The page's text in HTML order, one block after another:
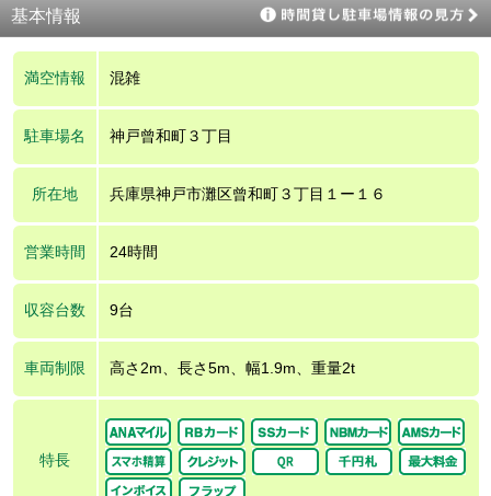
基本情報
満空情報 混雑
駐車場名 神戸曾和町３丁目
所在地 兵庫県神戸市灘区曾和町３丁目１ー１６
営業時間 24時間
収容台数 9台
車両制限 高さ2m、長さ5m、幅1.9m、重量2t
特長